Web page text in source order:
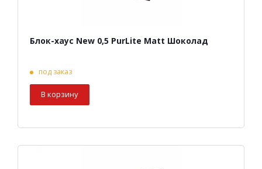
Блок-хаус New 0,5 PurLite Matt Шоколад
под заказ
В корзину